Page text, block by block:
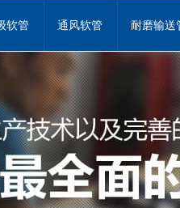
软管 通风软管 耐磨输送